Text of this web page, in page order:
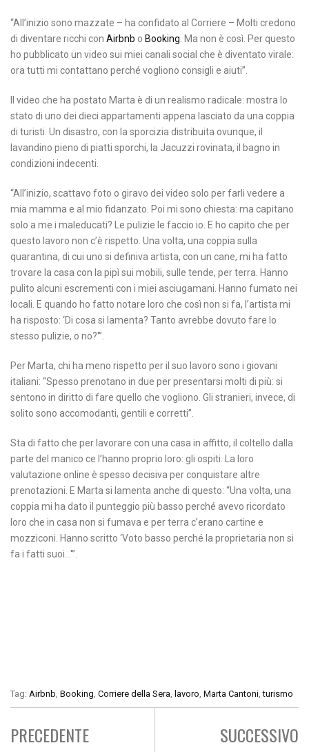
“All’inizio sono mazzate – ha confidato al Corriere – Molti credono
di diventare ricchi con Airbnb o Booking. Ma non è così. Per questo
ho pubblicato un video sui miei canali social che è diventato virale:
ora tutti mi contattano perché vogliono consigli e aiuti”.
Il video che ha postato Marta è di un realismo radicale: mostra lo
stato di uno dei dieci appartamenti appena lasciato da una coppia
di turisti. Un disastro, con la sporcizia distribuita ovunque, il
lavandino pieno di piatti sporchi, la Jacuzzi rovinata, il bagno in
condizioni indecenti.
“All’inizio, scattavo foto o giravo dei video solo per farli vedere a
mia mamma e al mio fidanzato. Poi mi sono chiesta: ma capitano
solo a me i maleducati? Le pulizie le faccio io. E ho capito che per
questo lavoro non c’è rispetto. Una volta, una coppia sulla
quarantina, di cui uno si definiva artista, con un cane, mi ha fatto
trovare la casa con la pipì sui mobili, sulle tende, per terra. Hanno
pulito alcuni escrementi con i miei asciugamani. Hanno fumato nei
locali. E quando ho fatto notare loro che così non si fa, l’artista mi
ha risposto: ‘Di cosa si lamenta? Tanto avrebbe dovuto fare lo
stesso pulizie, o no?'”.
Per Marta, chi ha meno rispetto per il suo lavoro sono i giovani
italiani: “Spesso prenotano in due per presentarsi molti di più: si
sentono in diritto di fare quello che vogliono. Gli stranieri, invece, di
solito sono accomodanti, gentili e corretti”.
Sta di fatto che per lavorare con una casa in affitto, il coltello dalla
parte del manico ce l’hanno proprio loro: gli ospiti. La loro
valutazione online è spesso decisiva per conquistare altre
prenotazioni. E Marta si lamenta anche di questo: “Una volta, una
coppia mi ha dato il punteggio più basso perché avevo ricordato
loro che in casa non si fumava e per terra c’erano cartine e
mozziconi. Hanno scritto ‘Voto basso perché la proprietaria non si
fa i fatti suoi…'”.
Tag: Airbnb, Booking, Corriere della Sera, lavoro, Marta Cantoni,turismo
PRECEDENTE SUCCESSIVO